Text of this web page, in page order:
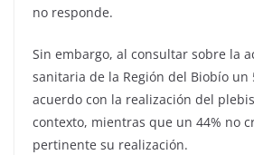
no responde.
Sin embargo, al consultar sobre la
sanitaria de la Región del Biobío un
acuerdo con la realización del
contexto, mientras que un 44% no
pertinente su realización.